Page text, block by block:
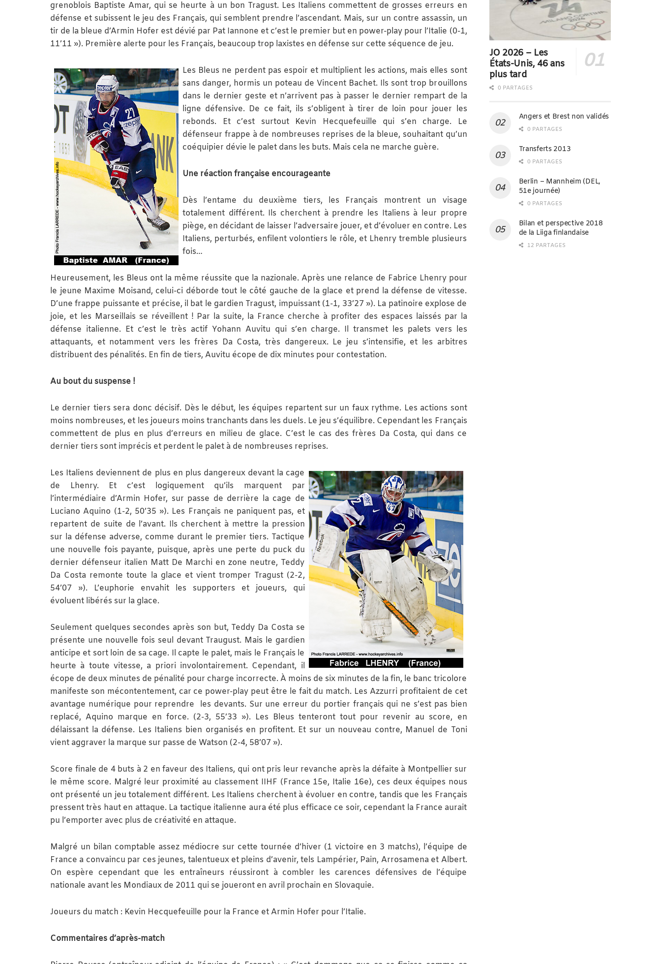
grenoblois Baptiste Amar, qui se heurte à un bon Tragust. Les Italiens commettent de grosses erreurs en
défense et subissent le jeu des Français, qui semblent prendre l’ascendant. Mais, sur un contre assassin, un
tir de la bleue d’Armin Hofer est dévié par Pat Iannone et c’est le premier but en power-play pour l’Italie (0-1,
11’11 »). Première alerte pour les Français, beaucoup trop laxistes en défense sur cette séquence de jeu.
Les Bleus ne perdent pas espoir et multiplient les actions, mais elles sont
sans danger, hormis un poteau de Vincent Bachet. Ils sont trop brouillons
dans le dernier geste et n’arrivent pas à passer le dernier rempart de la
ligne défensive. De ce fait, ils s’obligent à tirer de loin pour jouer les
rebonds. Et c’est surtout Kevin Hecquefeuille qui s’en charge. Le
défenseur frappe à de nombreuses reprises de la bleue, souhaitant qu’un
coéquipier dévie le palet dans les buts. Mais cela ne marche guère.
Une réaction française encourageante
Dès l’entame du deuxième tiers, les Français montrent un visage
totalement différent. Ils cherchent à prendre les Italiens à leur propre
piège, en décidant de laisser l’adversaire jouer, et d’évoluer en contre. Les
Italiens, perturbés, enfilent volontiers le rôle, et Lhenry tremble plusieurs
fois…
Heureusement, les Bleus ont la même réussite que la nazionale. Après une relance de Fabrice Lhenry pour
le jeune Maxime Moisand, celui-ci déborde tout le côté gauche de la glace et prend la défense de vitesse.
D’une frappe puissante et précise, il bat le gardien Tragust, impuissant (1-1, 33’27 »). La patinoire explose de
joie, et les Marseillais se réveillent ! Par la suite, la France cherche à profiter des espaces laissés par la
défense italienne. Et c’est le très actif Yohann Auvitu qui s’en charge. Il transmet les palets vers les
attaquants, et notamment vers les frères Da Costa, très dangereux. Le jeu s’intensifie, et les arbitres
distribuent des pénalités. En fin de tiers, Auvitu écope de dix minutes pour contestation.
Au bout du suspense !
Le dernier tiers sera donc décisif. Dès le début, les équipes repartent sur un faux rythme. Les actions sont
moins nombreuses, et les joueurs moins tranchants dans les duels. Le jeu s’équilibre. Cependant les Français
commettent de plus en plus d’erreurs en milieu de glace. C’est le cas des frères Da Costa, qui dans ce
dernier tiers sont imprécis et perdent le palet à de nombreuses reprises.
Les Italiens deviennent de plus en plus dangereux devant la cage
de Lhenry. Et c’est logiquement qu’ils marquent par
l’intermédiaire d’Armin Hofer, sur passe de derrière la cage de
Luciano Aquino (1-2, 50’35 »). Les Français ne paniquent pas, et
repartent de suite de l’avant. Ils cherchent à mettre la pression
sur la défense adverse, comme durant le premier tiers. Tactique
une nouvelle fois payante, puisque, après une perte du puck du
dernier défenseur italien Matt De Marchi en zone neutre, Teddy
Da Costa remonte toute la glace et vient tromper Tragust (2-2,
54’07 »). L’euphorie envahit les supporters et joueurs, qui
évoluent libérés sur la glace.
Seulement quelques secondes après son but, Teddy Da Costa se
présente une nouvelle fois seul devant Traugust. Mais le gardien
anticipe et sort loin de sa cage. Il capte le palet, mais le Français le
heurte à toute vitesse, a priori involontairement. Cependant, il
écope de deux minutes de pénalité pour charge incorrecte. À moins de six minutes de la fin, le banc tricolore
manifeste son mécontentement, car ce power-play peut être le fait du match. Les Azzurri profitaient de cet
avantage numérique pour reprendre les devants. Sur une erreur du portier français qui ne s’est pas bien
replacé, Aquino marque en force. (2-3, 55’33 »). Les Bleus tenteront tout pour revenir au score, en
délaissant la défense. Les Italiens bien organisés en profitent. Et sur un nouveau contre, Manuel de Toni
vient aggraver la marque sur passe de Watson (2-4, 58’07 »).
Score finale de 4 buts à 2 en faveur des Italiens, qui ont pris leur revanche après la défaite à Montpellier sur
le même score. Malgré leur proximité au classement IIHF (France 15e, Italie 16e), ces deux équipes nous
ont présenté un jeu totalement différent. Les Italiens cherchent à évoluer en contre, tandis que les Français
pressent très haut en attaque. La tactique italienne aura été plus efficace ce soir, cependant la France aurait
pu l’emporter avec plus de créativité en attaque.
Malgré un bilan comptable assez médiocre sur cette tournée d’hiver (1 victoire en 3 matchs), l’équipe de
France a convaincu par ces jeunes, talentueux et pleins d’avenir, tels Lampérier, Pain, Arrosamena et Albert.
On espère cependant que les entraîneurs réussiront à combler les carences défensives de l’équipe
nationale avant les Mondiaux de 2011 qui se joueront en avril prochain en Slovaquie.
Joueurs du match : Kevin Hecquefeuille pour la France et Armin Hofer pour l’Italie.
Commentaires d’après-match
JO 2026 – Les
États-Unis, 46 ans
plus tard
0 PARTAGES
Angers et Brest non validés
0 PARTAGES
Transferts 2013
0 PARTAGES
Berlin – Mannheim (DEL,
51e journée)
0 PARTAGES
Bilan et perspective 2018
de la Liiga finlandaise
12 PARTAGES